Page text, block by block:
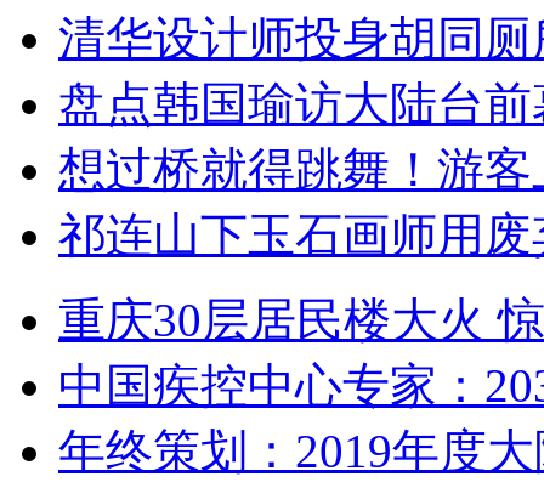
清华设计师投身胡同
盘点韩国瑜访大陆台
想过桥就得跳舞！游客
祁连山下玉石画师用
重庆30层居民楼大火
中国疾控中心专家：
年终策划：2019年度